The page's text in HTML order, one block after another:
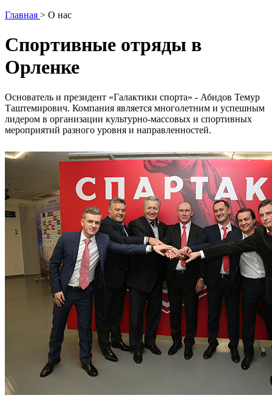
Главная > О нас
Спортивные отряды в
Орленке
Основатель и президент «Галактики спорта» - Абидов Темур
Таштемирович. Компания является многолетним и успешным
лидером в организации культурно-массовых и спортивных
мероприятий разного уровня и направленностей.